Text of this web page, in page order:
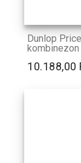
Dunlop
kombinezon
10.188,00